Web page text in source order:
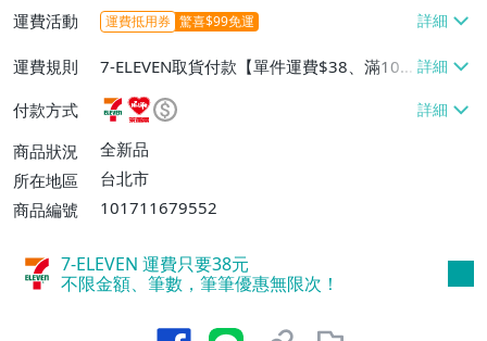
運費活動 運費抵用券 驚喜$99免運
運費規則
7-ELEVEN取貨付款【單件運費$38、滿100
件或消費滿$599免運費】、萊爾富取貨付
款【單件運費$60、滿100件或消費滿$599
免運費】、宅配/貨運【單件運費$80、滿1
00件或消費滿$599免運費】
付款方式
商品狀況
全新品
所在地區
台北市
商品編號
101711679552
7-ELEVEN 運費只要38元
不限金額、筆數，筆筆優惠無限次！